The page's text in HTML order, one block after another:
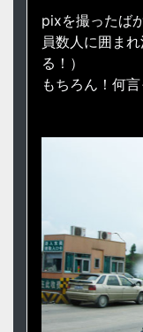
pixを撮ったば
員数人に囲ま
る！）
もちろん！何